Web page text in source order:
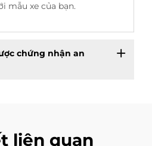
mẫu xe của bạn.
chứng nhận an
liên quan